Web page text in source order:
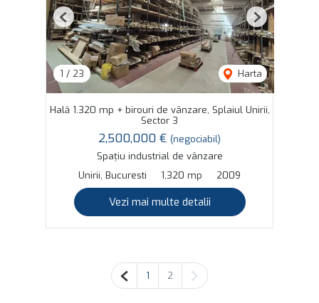
1 / 23 Harta
Previous Next
Hală 1.320 mp + birouri de vânzare, Splaiul Unirii,
Sector 3
2,500,000 € (negociabil)
Spațiu industrial de vânzare
Unirii, Bucuresti
1,320 mp 2009
Vezi mai multe detalii
Pagina anterioară
1 2 Pagina următoare